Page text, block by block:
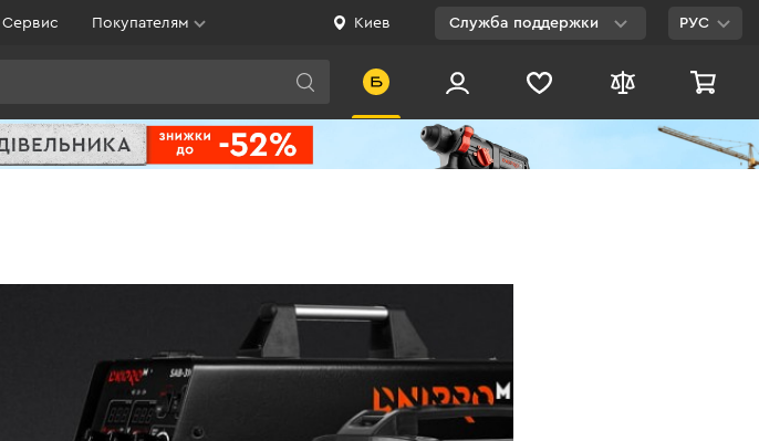
Сервис Покупателям Киев Служба поддержки
Украине
РУС